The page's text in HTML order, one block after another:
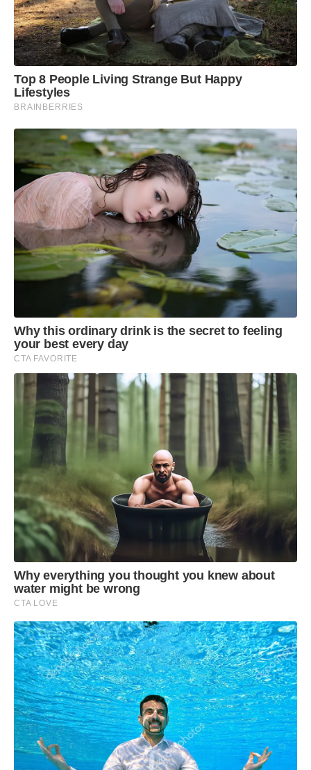
Top 8 People Living Strange But Happy
Lifestyles
BRAINBERRIES
Why this ordinary drink is the secret to feeling
your best every day
CTA FAVORITE
Why everything you thought you knew about
water might be wrong
CTA LOVE